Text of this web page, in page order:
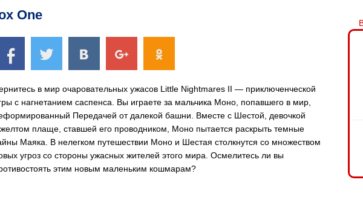
One
в мир очаровательных ужасов Little Nightmares II — приключенческой
с нагнетанием саспенса. Вы играете за мальчика Моно, попавшего в мир,
Передачей от далекой башни. Вместе с Шестой, девочкой
плаще, ставшей его проводником, Моно пытается раскрыть темные
Маяка. В нелегком путешествии Моно и Шестая столкнутся со множеством
угроз со стороны ужасных жителей этого мира. Осмелитесь ли вы
этим новым маленьким кошмарам?